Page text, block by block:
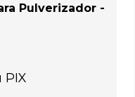
Pulverizador -
PIX